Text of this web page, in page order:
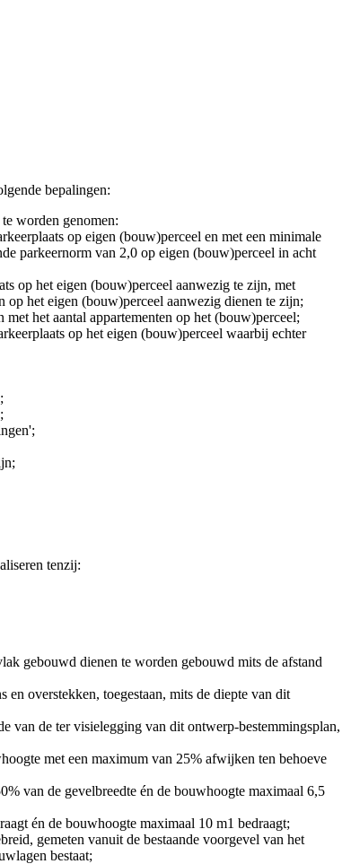
bepalingen:
worden genomen:
op eigen (bouw)perceel en met een minimale
parkeernorm van 2,0 op eigen (bouw)perceel in acht
op het eigen (bouw)perceel aanwezig te zijn, met
het eigen (bouw)perceel aanwezig dienen te zijn;
het aantal appartementen op het (bouw)perceel;
op het eigen (bouw)perceel waarbij echter
tenzij:
gebouwd dienen te worden gebouwd mits de afstand
overstekken, toegestaan, mits de diepte van dit
van de ter visielegging van dit ontwerp-bestemmingsplan,
met een maximum van 25% afwijken ten behoeve
van de gevelbreedte én de bouwhoogte maximaal 6,5
én de bouwhoogte maximaal 10 m1 bedraagt;
gemeten vanuit de bestaande voorgevel van het
bestaat;